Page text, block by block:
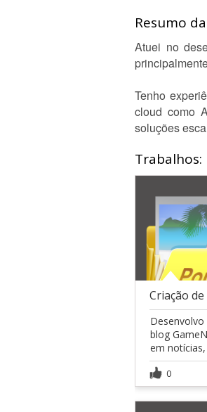
Resumo
Atuei no
Tenho
cloud como
soluções
Trabalhos:
blog
em notícias,
0